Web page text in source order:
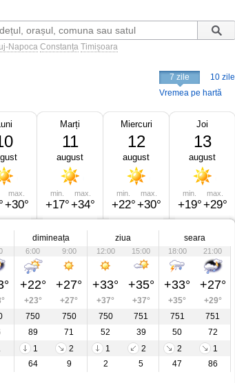
Napoca Constanța Timișoara
7 zile
10 zile
Vremea pe hartă
max.
+30°
Marți
11
august
min.
+17°
max.
+34°
Miercuri
12
august
min.
+22°
max.
+30°
Joi
13
august
min.
+19°
max.
+29°
dimineața ziua seara
6:00 9:00 12:00 15:00 18:00 21:00
+22° +27° +33° +35° +33° +27°
+23° +27° +37° +37° +35°
+29°
750 750 750 751 751
751
89 71 52 39 50
72
1 2 1 2 2
1
64 9 2 5 47 86